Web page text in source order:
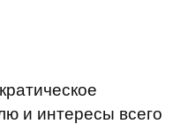
и интересы всего